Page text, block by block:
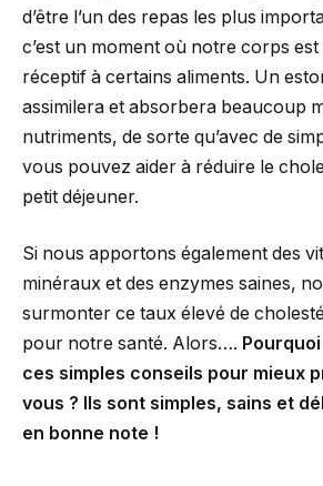
d’être l’un des repas les plus
c’est un moment où notre corps
réceptif à certains aliments. Un
assimilera et absorbera beaucoup
nutriments, de sorte qu’avec de
vous pouvez aider à réduire le
petit déjeuner.
Si nous apportons également des
minéraux et des enzymes saines,
surmonter ce taux élevé de
pour notre santé. Alors….
ces simples conseils pour mieux
vous ? Ils sont simples, sains et
en bonne note !